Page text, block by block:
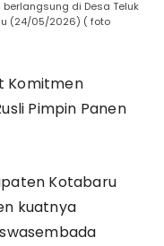
di Desa Teluk
(24/05/2026) ( foto
Komitmen
Pimpin Panen
Kotabaru
kuatnya